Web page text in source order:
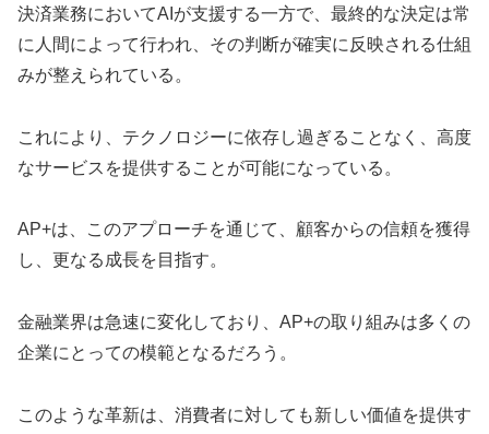
決済業務においてAIが支援する一方で、最終的な決定は常
に人間によって行われ、その判断が確実に反映される仕組
みが整えられている。
これにより、テクノロジーに依存し過ぎることなく、高度
なサービスを提供することが可能になっている。
AP+は、このアプローチを通じて、顧客からの信頼を獲得
し、更なる成長を目指す。
金融業界は急速に変化しており、AP+の取り組みは多くの
企業にとっての模範となるだろう。
このような革新は、消費者に対しても新しい価値を提供す